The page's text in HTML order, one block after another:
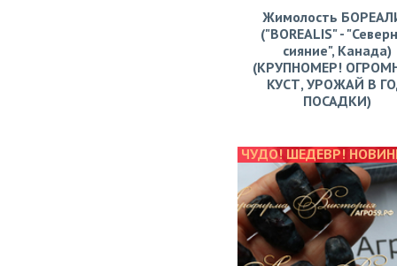
Жимолость
("BOREALIS" -
сияние", Канада)
(КРУПНОМЕР!
КУСТ, УРОЖАЙ В
ПОСАДКИ)
ЧУДО! ШЕДЕВР!